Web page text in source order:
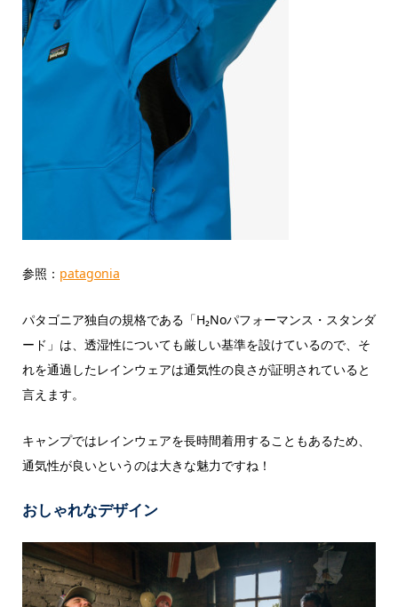
参照： patagonia
パタゴニア独自の規格である「H₂Noパフォーマンス・スタンダ
ード 」は、透湿性についても厳しい基準を設けているので、そ
れを通過したレインウェアは通気性の良さが証明されていると
言えます。
キャンプではレインウェアを長時間着用することもあるため、
通気性が良いというのは大きな魅力ですね！
おしゃれなデザイン